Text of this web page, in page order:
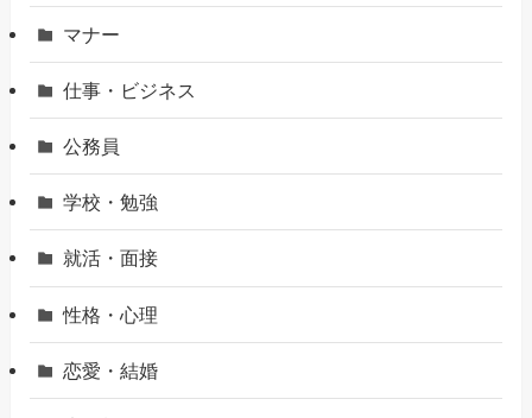
マナー
仕事・ビジネス
公務員
学校・勉強
就活・面接
性格・心理
恋愛・結婚